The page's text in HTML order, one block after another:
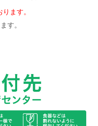
ます。
す。